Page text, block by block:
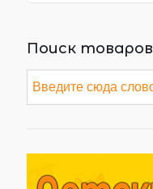
Поиск товаров